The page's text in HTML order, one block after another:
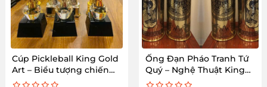
Cúp Pickleball King Gold
Art – Biểu tượng chiến
thắng đẳng cấp
Ống Đạn Pháo Tranh Tứ
Quý – Nghệ Thuật King
Gold Art